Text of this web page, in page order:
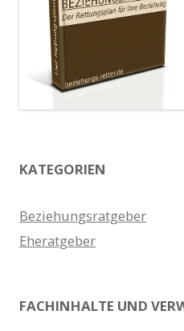
KATEGORIEN
Beziehungsratgeber
Eheratgeber
FACHINHALTE UND